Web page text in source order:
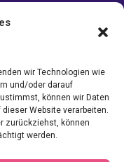
wir Technologien wie
und/oder darauf
können wir Daten
Website verarbeiten.
zurückziehst, können
werden.
F